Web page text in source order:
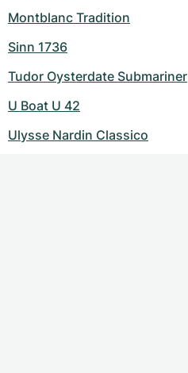
Montblanc Tradition
Sinn 1736
Tudor Oysterdate Submariner
U Boat U 42
Ulysse Nardin Classico